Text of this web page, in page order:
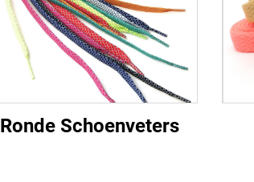
Ronde Schoenveters